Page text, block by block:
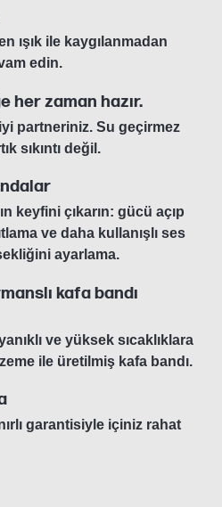
ışık ile kaygılanmadan
edin.
her zaman hazır.
partneriniz. Su geçirmez
sıkıntı değil.
keyfini çıkarın: gücü açıp
ve daha kullanışlı ses
ayarlama.
kafa bandı
ve yüksek sıcaklıklara
ile üretilmiş kafa bandı.
garantisiyle içiniz rahat